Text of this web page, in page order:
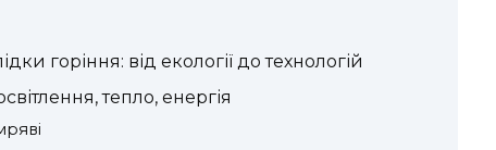
горіння: від екології до технологій
тепло, енергія